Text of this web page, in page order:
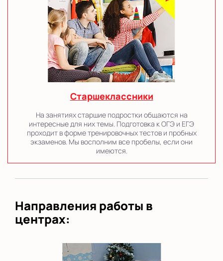
Старшеклассники
На занятиях старшие подростки общаются на
интересные для них темы. Подготовка к ОГЭ и ЕГЭ
проходит в форме тренировочных тестов и пробных
экзаменов. Мы восполним все пробелы, если они
имеются.
Направления работы в
центрах: